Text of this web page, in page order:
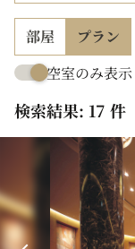
部屋 プラン
空室のみ表示
検索結果: 17 件